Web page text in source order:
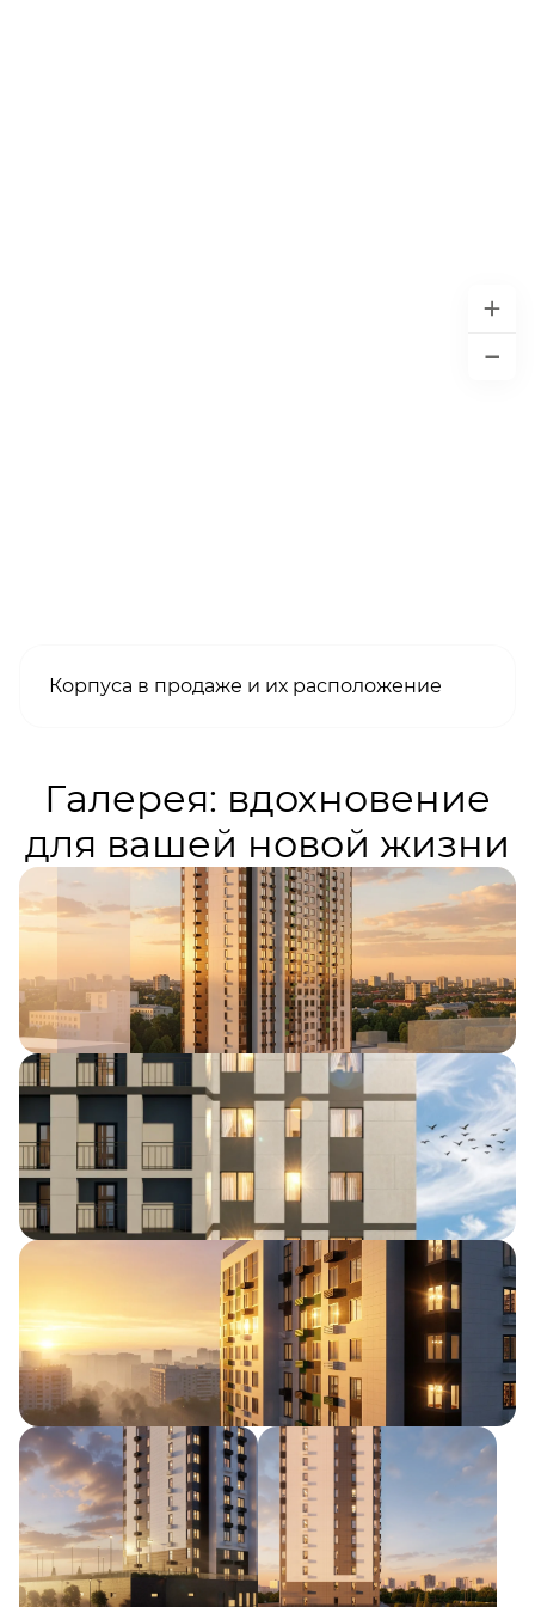
Корпуса в продаже и их расположение
Галерея: вдохновение
для вашей новой жизни